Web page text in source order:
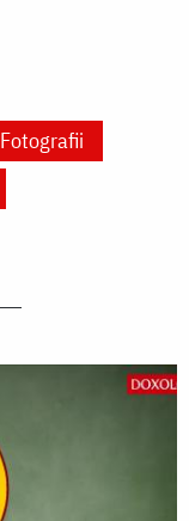
Fotografii